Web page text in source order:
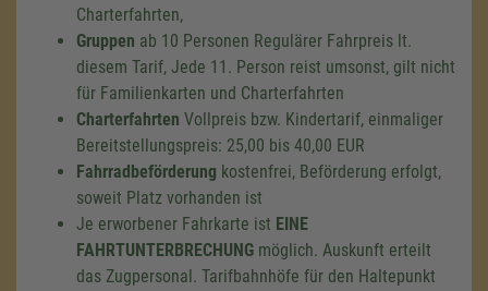
Charterfahrten,
Gruppen ab 10 Personen Regulärer Fahrpreis lt.
diesem Tarif, Jede 11. Person reist umsonst, gilt nicht
für Familienkarten und Charterfahrten
Charterfahrten Vollpreis bzw. Kindertarif, einmaliger
Bereitstellungspreis: 25,00 bis 40,00 EUR
Fahrradbeförderung kostenfrei, Beförderung erfolgt,
soweit Platz vorhanden ist
Je erworbener Fahrkarte ist EINE
FAHRTUNTERBRECHUNG möglich. Auskunft erteilt
das Zugpersonal. Tarifbahnhöfe für den Haltepunkt